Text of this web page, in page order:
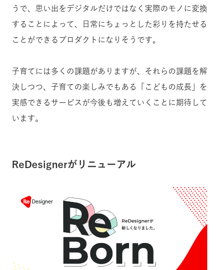
うで、思い出をデジタルだけではなく実際のモノに変換
することによって、日常にちょっとした彩りを持たせる
ことができるプロダクトになりそうです。
子育てには多くの課題がありますが、それらの課題を解
決しつつ、子育ての楽しみでもある「こどもの成長」を
実感できるサービスが今後も増えていくことに期待して
います。
ReDesignerがリニューアル